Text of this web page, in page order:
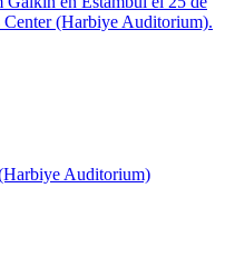
Center (Harbiye Auditorium).
Auditorium)